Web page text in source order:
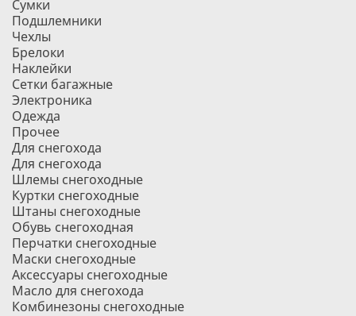
Сумки
Подшлемники
Чехлы
Брелоки
Наклейки
Сетки багажные
Электроника
Одежда
Прочее
Для снегохода
Для снегохода
Шлемы снегоходные
Куртки снегоходные
Штаны снегоходные
Обувь снегоходная
Перчатки снегоходные
Маски снегоходные
Аксессуары снегоходные
Масло для снегохода
Комбинезоны снегоходные